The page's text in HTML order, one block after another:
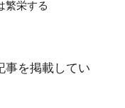
繁栄する
事を掲載してい